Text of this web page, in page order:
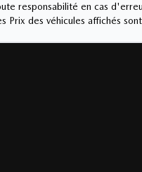
responsabilité en cas
des véhicules affichés